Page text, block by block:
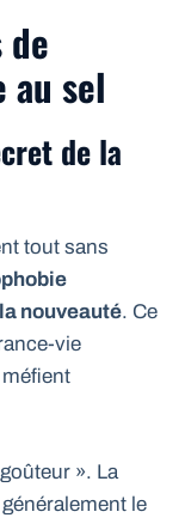
au sel
de la
tout sans
nouveauté. Ce
vie
». La
le